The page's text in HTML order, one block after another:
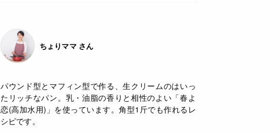
ちょりママ さん
パウンド型とマフィン型で作る、生クリームのはいっ
たリッチなパン。乳・油脂の香りと相性のよい「春よ
恋(高加水用)」を使っています。角型1斤でも作れるレ
シピです。